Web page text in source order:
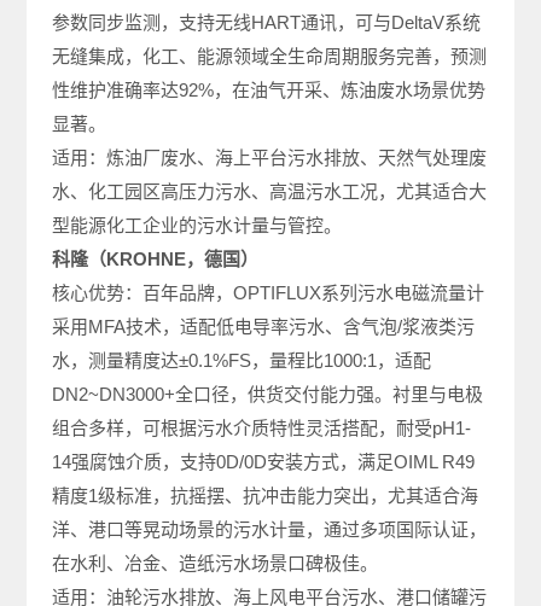
参数同步监测，支持无线HART通讯，可与DeltaV系统
无缝集成，化工、能源领域全生命周期服务完善，预测
性维护准确率达92%，在油气开采、炼油废水场景优势
显著。
适用：炼油厂废水、海上平台污水排放、天然气处理废
水、化工园区高压力污水、高温污水工况，尤其适合大
型能源化工企业的污水计量与管控。
科隆（KROHNE，德国）
核心优势：百年品牌，OPTIFLUX系列污水电磁流量计
采用MFA技术，适配低电导率污水、含气泡/浆液类污
水，测量精度达±0.1%FS，量程比1000:1，适配
DN2~DN3000+全口径，供货交付能力强。衬里与电极
组合多样，可根据污水介质特性灵活搭配，耐受pH1-
14强腐蚀介质，支持0D/0D安装方式，满足OIML R49
精度1级标准，抗摇摆、抗冲击能力突出，尤其适合海
洋、港口等晃动场景的污水计量，通过多项国际认证，
在水利、冶金、造纸污水场景口碑极佳。
适用：油轮污水排放、海上风电平台污水、港口储罐污